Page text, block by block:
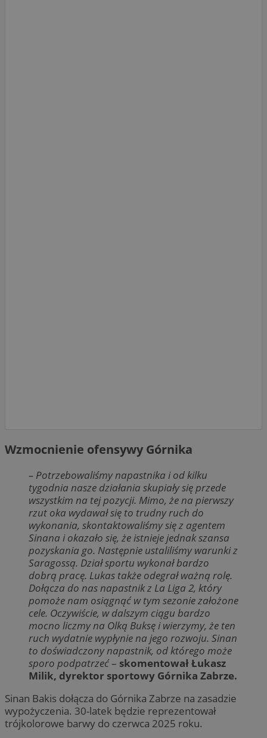
Wzmocnienie ofensywy Górnika
– Potrzebowaliśmy napastnika i od kilku
tygodnia nasze działania skupiały się przede
wszystkim na tej pozycji. Mimo, że na pierwszy
rzut oka wydawał się to trudny ruch do
wykonania, skontaktowaliśmy się z agentem
Sinana i okazało się, że istnieje jednak szansa
pozyskania go. Następnie ustaliliśmy warunki z
Saragossą. Dział sportu wykonał bardzo
dobrą pracę. Lukas także odegrał ważną rolę.
Dołącza do nas napastnik z La Liga 2, który
pomoże nam osiągnąć w tym sezonie założone
cele. Oczywiście, w dalszym ciągu bardzo
mocno liczmy na Olką Buksę i wierzymy, że ten
ruch wydatnie wypłynie na jego rozwoju. Sinan
to doświadczony napastnik, od którego może
sporo podpatrzeć– skomentował Łukasz
Milik, dyrektor sportowy Górnika Zabrze.
Sinan Bakis dołącza do Górnika Zabrze na zasadzie
wypożyczenia. 30-latek będzie reprezentował
trójkolorowe barwy do czerwca 2025 roku.